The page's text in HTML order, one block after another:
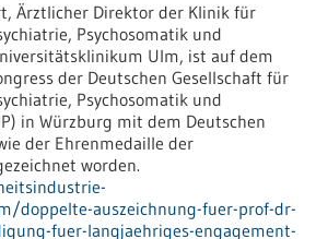
Ärztlicher Direktor der Klinik für
Psychosomatik und
Ulm, ist auf dem
der Deutschen Gesellschaft für
Psychosomatik und
in Würzburg mit dem Deutschen
der Ehrenmedaille der
worden.
doppelte-auszeichnung-fuer-prof-dr-
fuer-langjaehriges-engagement-